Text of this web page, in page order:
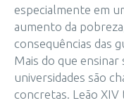
especialmente em
aumento da
consequências das
Mais do que ensinar
universidades são
concretas. Leão